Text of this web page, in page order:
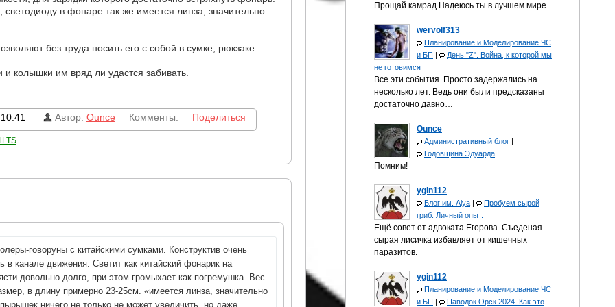
Прощай камрад.Надеюсь ты в лучшем мире.
wervolf313
Планирование и Моделирование ЧС
и БП |
День "Z". Война, к которой мы
не готовимся
Все эти события. Просто задержались на
несколько лет. Ведь они были предсказаны
достаточно давно…
Ounce
Административный блог |
Годовщина Эдуарда
Помним!
ygin112
Блог им. Alya |
Пробуем сырой
гриб. Личный опыт.
Ещё совет от адвоката Егорова. Съеденая
сырая лисичка избавляет от кишечных
паразитов.
ygin112
Планирование и Моделирование ЧС
и БП | Паводок Орск 2024. Как это
в фонаре так же имеется линза, значительно
без труда носить его с собой в сумке, рюкзаке.
колышки им вряд ли удастся забивать.
Автор: Ounce Комменты: Поделиться
говоруны с китайскими сумками. Конструктив очень
в канале движения. Светит как китайский фонарик на
довольно долго, при этом громыхает как погремушка. Вес
в длину примерно 23-25см. «имеется линза, значительно
ничего не только не может увеличить, но даже